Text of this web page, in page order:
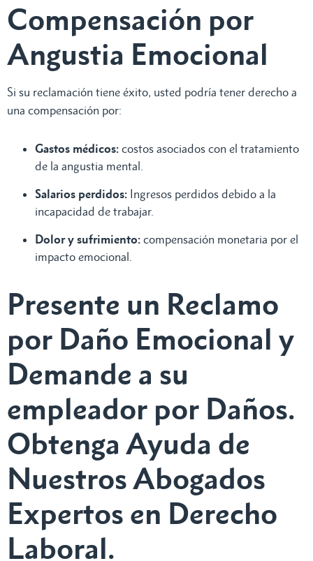
Compensación por
Angustia Emocional
Si su reclamación tiene éxito, usted podría tener derecho a
una compensación por:
Gastos médicos: costos asociados con el tratamiento
de la angustia mental.
Salarios perdidos: Ingresos perdidos debido a la
incapacidad de trabajar.
Dolor y sufrimiento: compensación monetaria por el
impacto emocional.
Presente un Reclamo
por Daño Emocional y
Demande a su
empleador por Daños.
Obtenga Ayuda de
Nuestros Abogados
Expertos en Derecho
Laboral.